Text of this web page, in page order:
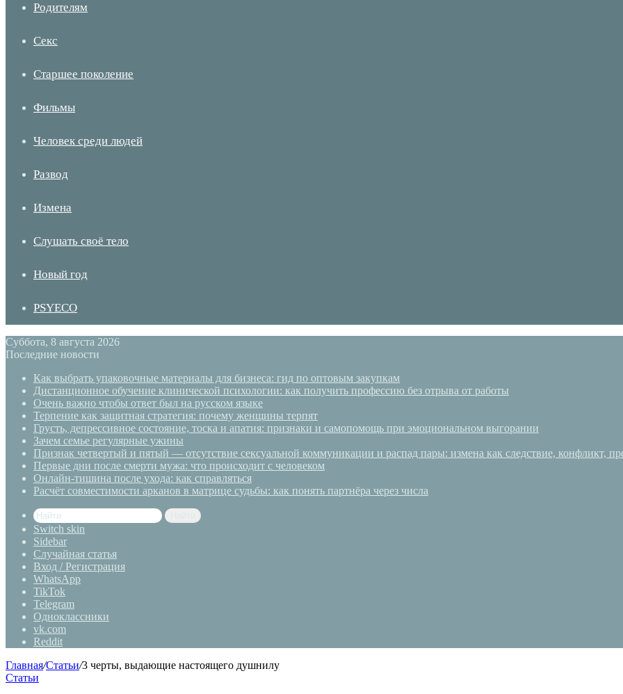
Родителям
Секс
Старшее поколение
Фильмы
Человек среди людей
Развод
Измена
Слушать своё тело
Новый год
PSYECO
Суббота, 8 августа 2026
Последние новости
Как выбрать упаковочные материалы для бизнеса: гид по оптовым закупкам
Дистанционное обучение клинической психологии: как получить профессию без отрыва от работы
Очень важно чтобы ответ был на русском языке
Терпение как защитная стратегия: почему женщины терпят
Грусть, депрессивное состояние, тоска и апатия: признаки и самопомощь при эмоциональном выгорании
Зачем семье регулярные ужины
Признак четвертый и пятый — отсутствие сексуальной коммуникации и распад пары: измена как следствие, конфликт,
Первые дни после смерти мужа: что происходит с человеком
Онлайн-тишина после ухода: как справляться
Расчёт совместимости арканов в матрице судьбы: как понять партнёра через числа
Switch skin
Sidebar
Случайная статья
Вход / Регистрация
WhatsApp
TikTok
Telegram
Одноклассники
vk.com
Reddit
Главная/Статьи/3 черты, выдающие настоящего душнилу
Статьи